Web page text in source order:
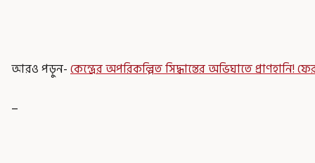
আরও পড়ুন-কেন্দ্রের অপরিকল্পিত সিদ্ধান্তের অভিঘাতে
_